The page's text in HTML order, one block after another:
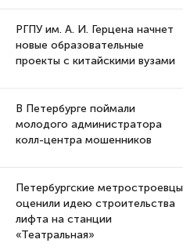
РГПУ им. А. И. Герцена начнет
новые образовательные
проекты с китайскими вузами
В Петербурге поймали
молодого администратора
колл-центра мошенников
Петербургские метростроевцы
оценили идею строительства
лифта на станции
«Театральная»